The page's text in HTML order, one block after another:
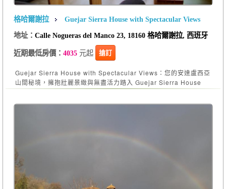
格哈爾謝拉
Guejar Sierra House with Spectacular Views
地址： Calle Nogueras del Manco 23, 18160 格哈爾謝拉, 西班牙
近期最低房價： 4035元起 搶訂
Guejar Sierra House with Spectacular Views：您的安達盧西亞
山間秘境，擁抱壯麗景緻與無盡活力踏入 Guejar Sierra House